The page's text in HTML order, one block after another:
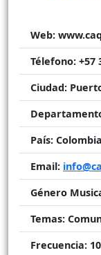
Web:
Télefono: +57
Ciudad:
País: Colombia
Email:
Género
Temas:
Frecuencia: